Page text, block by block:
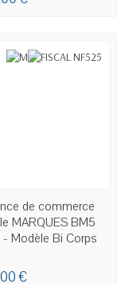
EN STOCK
de commerce
MARQUES BM5
- Modèle Bi Corps
€